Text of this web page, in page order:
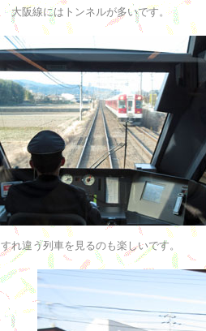
大阪線にはトンネルが多いです。
すれ違う列車を見るのも楽しいです。